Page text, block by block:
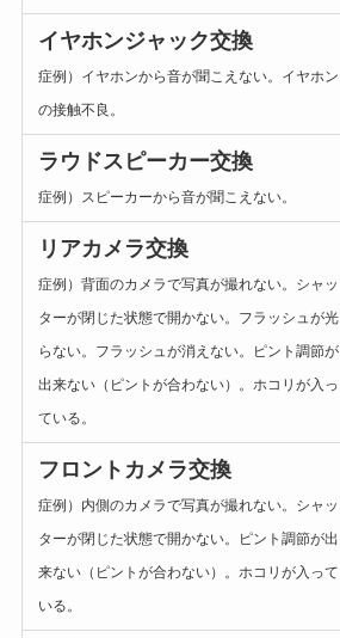
イヤホンジャック交換
症例）イヤホンから音が聞こえない。イヤホン
の接触不良。
ラウドスピーカー交換
症例）スピーカーから音が聞こえない。
リアカメラ交換
症例）背面のカメラで写真が撮れない。シャッ
ターが閉じた状態で開かない。フラッシュが光
らない。フラッシュが消えない。ピント調節が
出来ない（ピントが合わない）。ホコリが入っ
ている。
フロントカメラ交換
症例）内側のカメラで写真が撮れない。シャッ
ターが閉じた状態で開かない。ピント調節が出
来ない（ピントが合わない）。ホコリが入って
いる。